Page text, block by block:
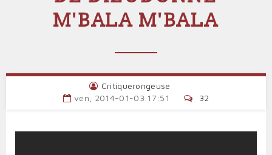
M'BALA M'BALA
Critiquerongeuse
ven, 2014-01-03 17:51
32